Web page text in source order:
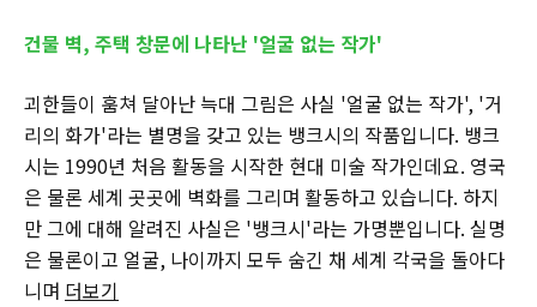
건물 벽, 주택 창문에 나타난 '얼굴 없는 작가'
괴한들이 훔쳐 달아난 늑대 그림은 사실 '얼굴 없는 작가', '거
리의 화가'라는 별명을 갖고 있는 뱅크시의 작품입니다. 뱅크
시는 1990년 처음 활동을 시작한 현대 미술 작가인데요. 영국
은 물론 세계 곳곳에 벽화를 그리며 활동하고 있습니다. 하지
만 그에 대해 알려진 사실은 '뱅크시'라는 가명뿐입니다. 실명
은 물론이고 얼굴, 나이까지 모두 숨긴 채 세계 각국을 돌아다
니며 더보기